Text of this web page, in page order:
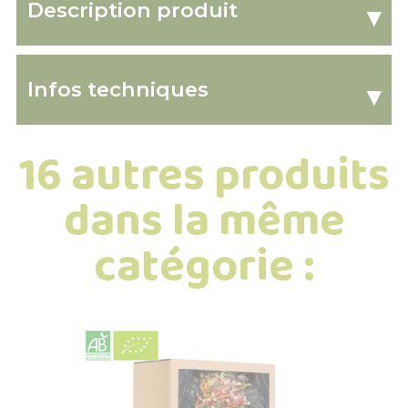
Description produit ▾
Infos techniques ▾
16 autres produits
dans la même
catégorie :